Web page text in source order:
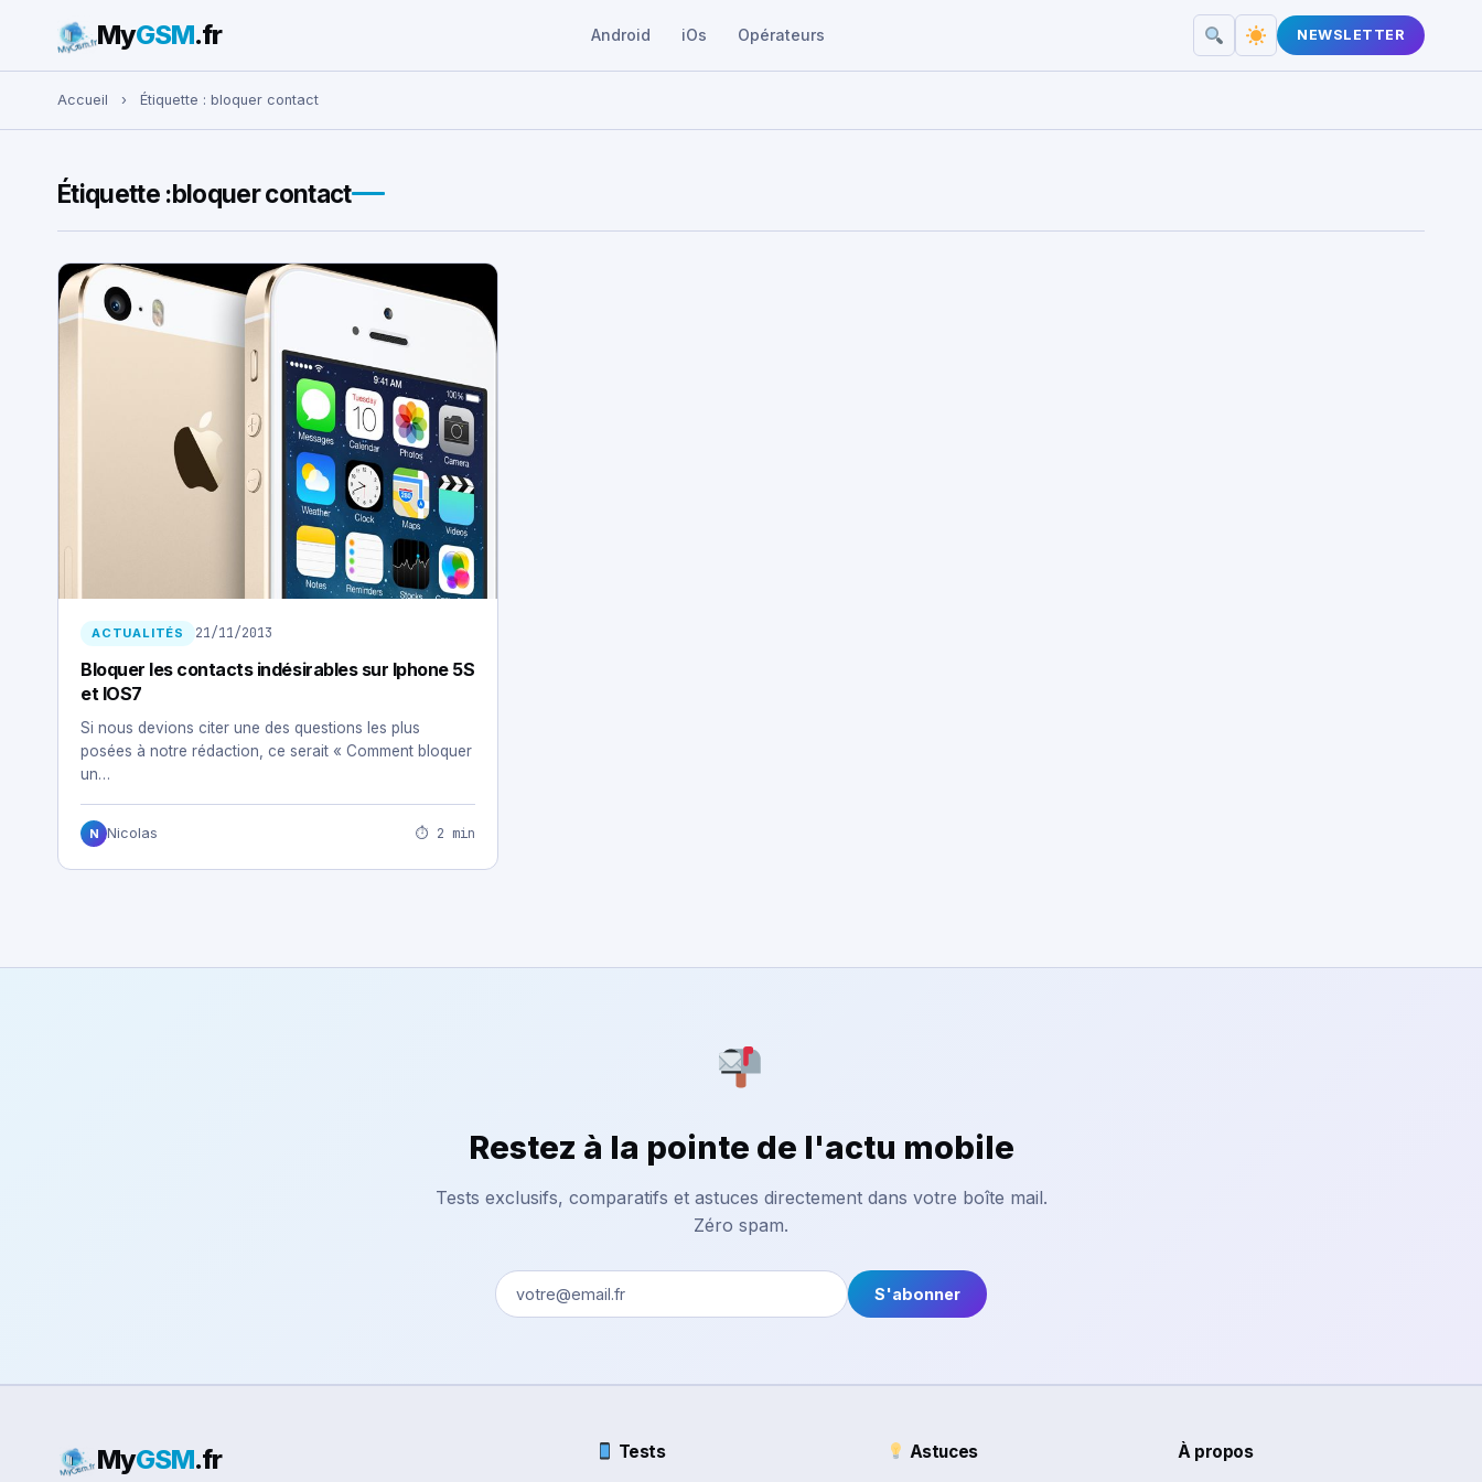
Rechercher :
MyGSM.fr Android iOs Opérateurs NEWSLETTER
Accueil › Étiquette : bloquer contact
Étiquette :bloquer contact
ACTUALITÉS 21/11/2013
Bloquer les contacts indésirables sur Iphone 5S
et IOS7
Si nous devions citer une des questions les plus
posées à notre rédaction, ce serait « Comment bloquer
un…
N Nicolas ⏱ 2 min
Restez à la pointe de l'actu mobile
Tests exclusifs, comparatifs et astuces directement dans votre boîte mail.
Zéro spam.
S'abonner
MyGSM.fr Tests Astuces À propos